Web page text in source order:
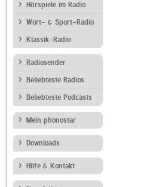
Hörspiele im Radio
Wort- & Sport-Radio
Klassik-Radio
Radiosender
Beliebteste Radios
Beliebteste Podcasts
Mein phonostar
Downloads
Hilfe & Kontakt